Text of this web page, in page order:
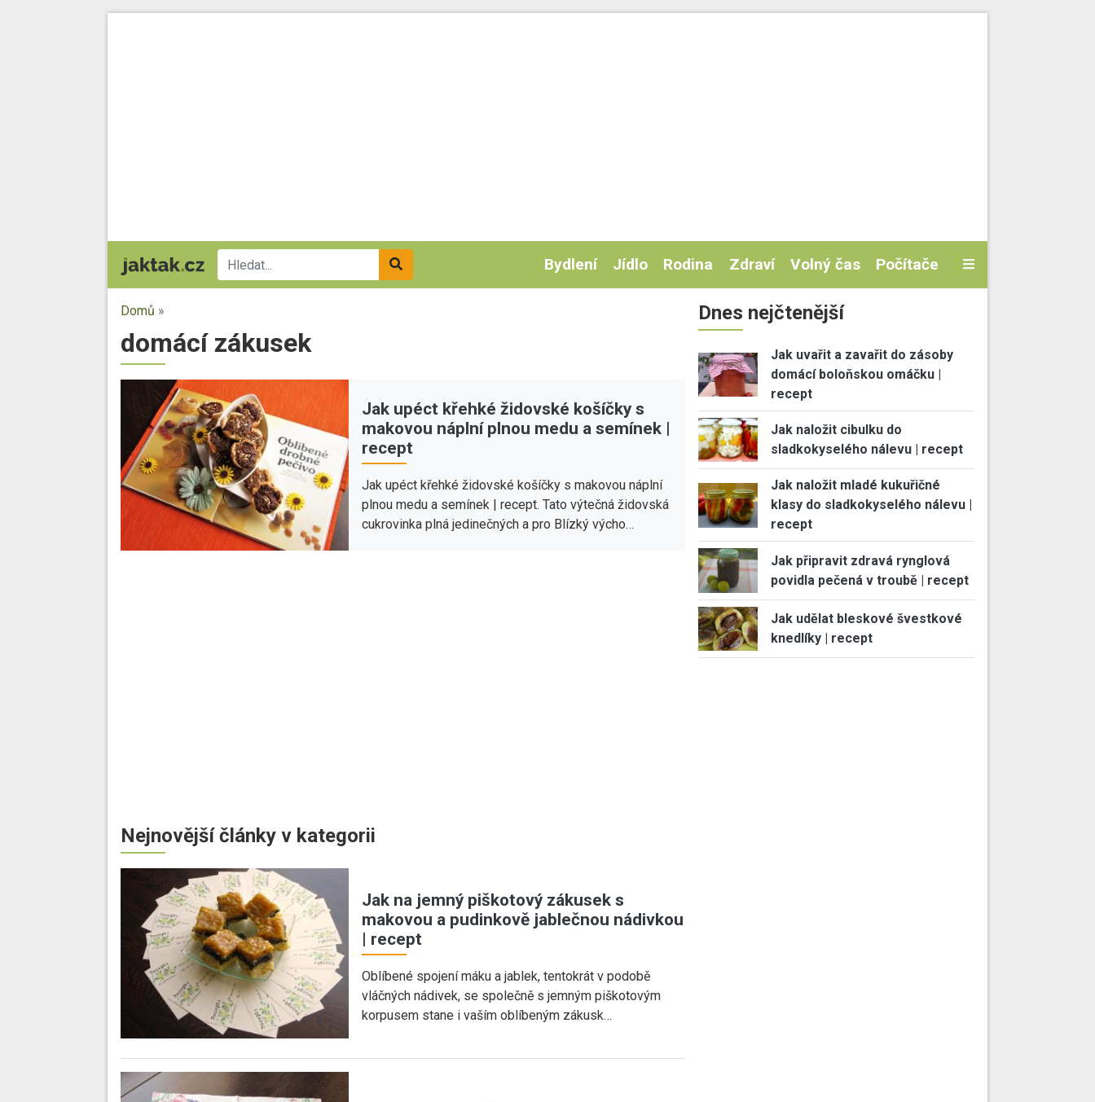
Bydlení Jídlo Rodina Zdraví Volný čas Počítače
Domů »
domácí zákusek
Jak upéct křehké židovské košíčky s
makovou náplní plnou medu a semínek |
recept
Jak upéct křehké židovské košíčky s makovou náplní
plnou medu a semínek | recept. Tato výtečná židovská
cukrovinka plná jedinečných a pro Blízký výcho…
Nejnovější články v kategorii
Jak na jemný piškotový zákusek s
makovou a pudinkově jablečnou nádivkou
| recept
Oblíbené spojení máku a jablek, tentokrát v podobě
vláčných nádivek, se společně s jemným piškotovým
korpusem stane i vaším oblíbeným zákusk…
Dnes nejčtenější
Jak uvařit a zavařit do zásoby
domácí boloňskou omáčku |
recept
Jak naložit cibulku do
sladkokyselého nálevu | recept
Jak naložit mladé kukuřičné
klasy do sladkokyselého nálevu |
recept
Jak připravit zdravá rynglová
povidla pečená v troubě | recept
Jak udělat bleskové švestkové
knedlíky | recept